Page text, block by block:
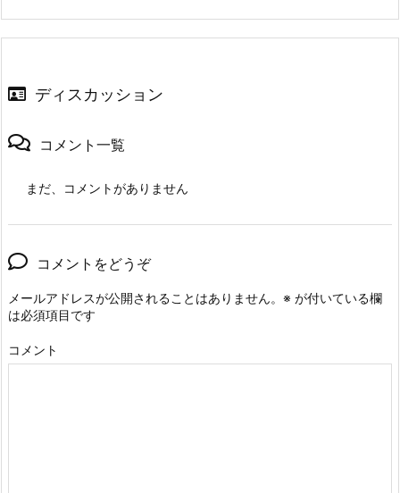
ディスカッション
コメント一覧
まだ、コメントがありません
コメントをどうぞ
メールアドレスが公開されることはありません。 ※ が付いている欄
は必須項目です
コメント